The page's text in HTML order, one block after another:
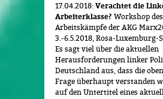
17.04.2018:Verachtet die
Arbeiterklasse? Workshop
Arbeitskämpfe der AKG
3.-6.5.2018, Rosa-
Es sagt viel über die aktuellen
Herausforderungen linker
Deutschland aus, dass die
Frage überhaupt verstanden
auf den Untertitel eines